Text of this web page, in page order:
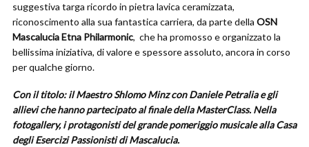
suggestiva targa ricordo in pietra lavica ceramizzata,
riconoscimento alla sua fantastica carriera, da parte della OSN
Mascalucia Etna Philarmonic, che ha promosso e organizzato la
bellissima iniziativa, di valore e spessore assoluto, ancora in corso
per qualche giorno.
Con il titolo: il Maestro Shlomo Minz con Daniele Petralia e gli
allievi che hanno partecipato al finale della MasterClass. Nella
fotogallery, i protagonisti del grande pomeriggio musicale alla Casa
degli Esercizi Passionisti di Mascalucia.